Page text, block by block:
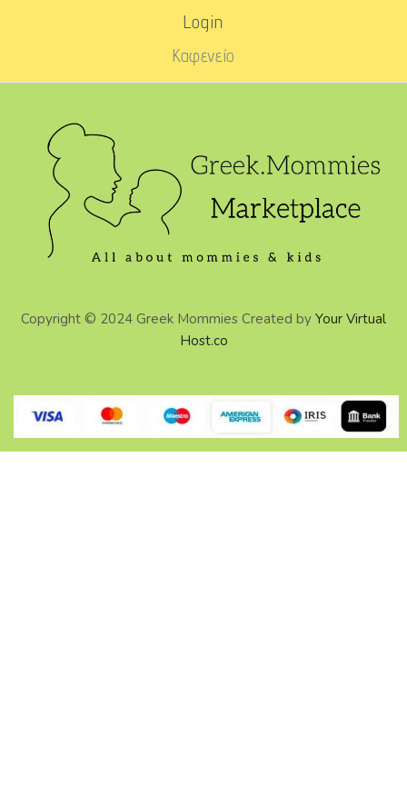
Login
Καφενείο
Copyright © 2024 Greek Mommies Created by Your Virtual
Host.co